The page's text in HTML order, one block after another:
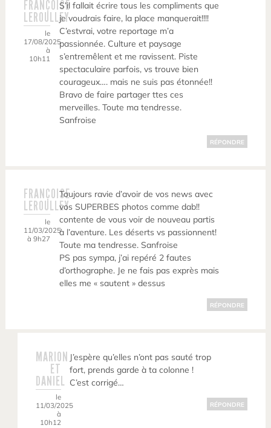
FRANÇOISE
LEROULLEY
le
17/08/2025
à
10h11
S’il fallait écrire tous les compliments que
je voudrais faire, la place manquerait!!!!
C’estvrai, votre reportage m’a
passionnée. Culture et paysage
s’entremêlent et me ravissent. Piste
spectaculaire parfois, vs trouve bien
courageux…. mais ne suis pas étonnée!!
Bravo de faire partager ttes ces
merveilles. Toute ma tendresse.
Sanfroise
RÉPONDRE
FRANÇOISE
LEROULLEY
le
11/03/2025
à 9h27
Toujours ravie d’avoir de vos news avec
vos SUPERBES photos comme dab!!
contente de vous voir de nouveau partis
à l’aventure. Les déserts vs passionnent!
Toute ma tendresse. Sanfroise
PS pas sympa, j’ai repéré 2 fautes
d’orthographe. Je ne fais pas exprès mais
elles me « sautent » dessus
RÉPONDRE
MARION
ET
DANIEL
le
11/03/2025
à
10h12
J’espère qu’elles n’ont pas sauté trop
fort, prends garde à ta colonne !
C’est corrigé…
RÉPONDRE